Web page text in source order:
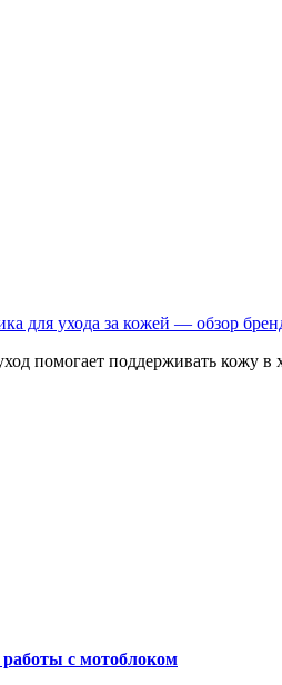
для ухода за кожей — обзор
помогает поддерживать кожу в
с мотоблоком